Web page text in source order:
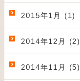
2015年1月 (1)
2014年12月 (2)
2014年11月 (5)